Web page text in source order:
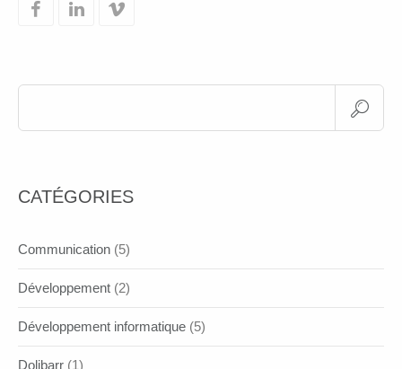
CATÉGORIES
Communication (5)
Développement (2)
Développement informatique (5)
Dolibarr (1)